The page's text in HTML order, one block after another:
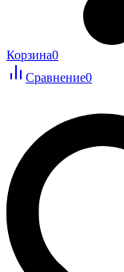
Корзина0
Сравнение0